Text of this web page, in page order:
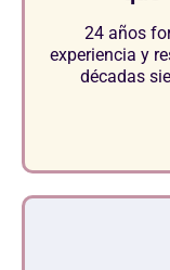
24 años
experiencia y
décadas